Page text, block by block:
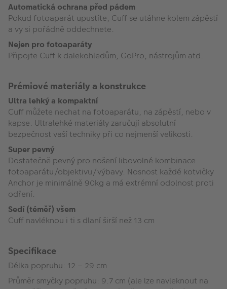
Automatická ochrana před pádem
Pokud fotoaparát upustíte, Cuff se utáhne kolem zápěstí
a vy si pořádně oddechnete.
Nejen pro fotoaparáty
Připojte Cuff k dalekohledům, GoPro, nástrojům atd.
Prémiové materiály a konstrukce
Ultra lehký a kompaktní
Cuff můžete nechat na fotoaparátu, na zápěstí, nebo v
kapse. Ultralehké materiály zaručují absolutní
bezpečnost vaší techniky při co nejmenší velikosti.
Super pevný
Dostatečně pevný pro nošení libovolné kombinace
fotoaparátu/objektivu/výbavy. Nosnost každé kotvičky
Anchor je minimálně 90kg a má extrémní odolnost proti
odření.
Sedí (téměř) všem
Cuff navléknou i ti s dlaní širší než 13 cm
Specifikace
Délka popruhu: 12 – 29 cm
Průměr smyčky popruhu: 9.7 cm (ale lze navleknout na